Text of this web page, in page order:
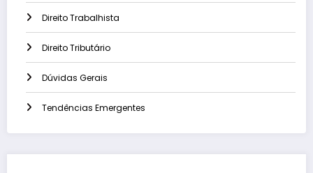
Direito Trabalhista
Direito Tributário
Dúvidas Gerais
Tendências Emergentes